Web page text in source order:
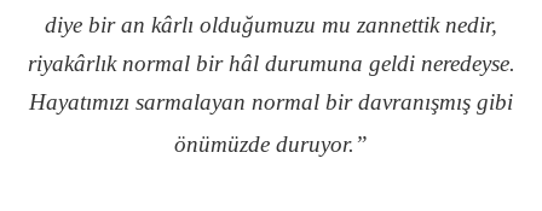
diye bir an kârlı olduğumuzu mu zannettik nedir,
riyakârlık normal bir hâl durumuna geldi neredeyse.
Hayatımızı sarmalayan normal bir davranışmış gibi
önümüzde duruyor.”